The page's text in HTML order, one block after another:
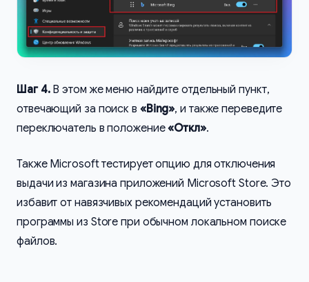
Шаг 4.В этом же меню найдите отдельный пункт,
отвечающий за поиск в «Bing», и также переведите
переключатель в положение«Откл».
Также Microsoft тестирует опцию для отключения
выдачи из магазина приложений Microsoft Store. Это
избавит от навязчивых рекомендаций установить
программы из Store при обычном локальном поиске
файлов.